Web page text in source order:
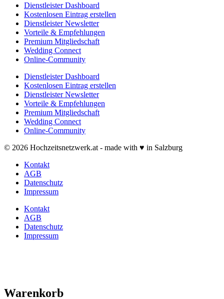
Dienstleister Dashboard
Kostenlosen Eintrag erstellen
Dienstleister Newsletter
Vorteile & Empfehlungen
Premium Mitgliedschaft
Wedding Connect
Online-Community
Dienstleister Dashboard
Kostenlosen Eintrag erstellen
Dienstleister Newsletter
Vorteile & Empfehlungen
Premium Mitgliedschaft
Wedding Connect
Online-Community
© 2026 Hochzeitsnetzwerk.at - made with ♥ in Salzburg
Kontakt
AGB
Datenschutz
Impressum
Kontakt
AGB
Datenschutz
Impressum
Warenkorb